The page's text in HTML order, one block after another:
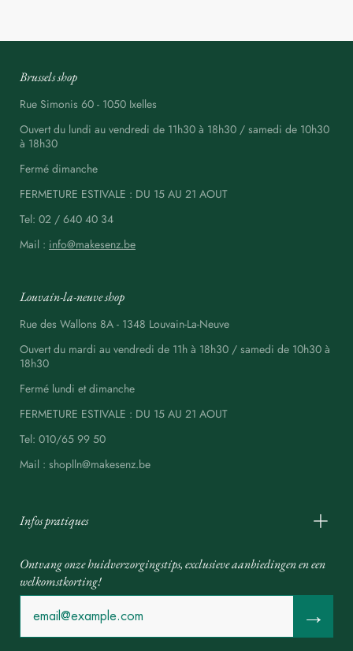
Brussels shop
Rue Simonis 60 - 1050 Ixelles
Ouvert du lundi au vendredi de 11h30 à 18h30 / samedi de 10h30
à 18h30
Fermé dimanche
FERMETURE ESTIVALE : DU 15 AU 21 AOUT
Tel: 02 / 640 40 34
Mail : info@makesenz.be
Louvain-la-neuve shop
Rue des Wallons 8A - 1348 Louvain-La-Neuve
Ouvert du mardi au vendredi de 11h à 18h30 / samedi de 10h30 à
18h30
Fermé lundi et dimanche
FERMETURE ESTIVALE : DU 15 AU 21 AOUT
Tel: 010/65 99 50
Mail : shoplln@makesenz.be
Infos pratiques
Ontvang onze huidverzorgingstips, exclusieve aanbiedingen en een
welkomstkorting!
→